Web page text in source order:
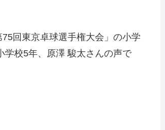
回東京卓球選手権大会」の小学
学校5年、原澤 駿太さんの声で